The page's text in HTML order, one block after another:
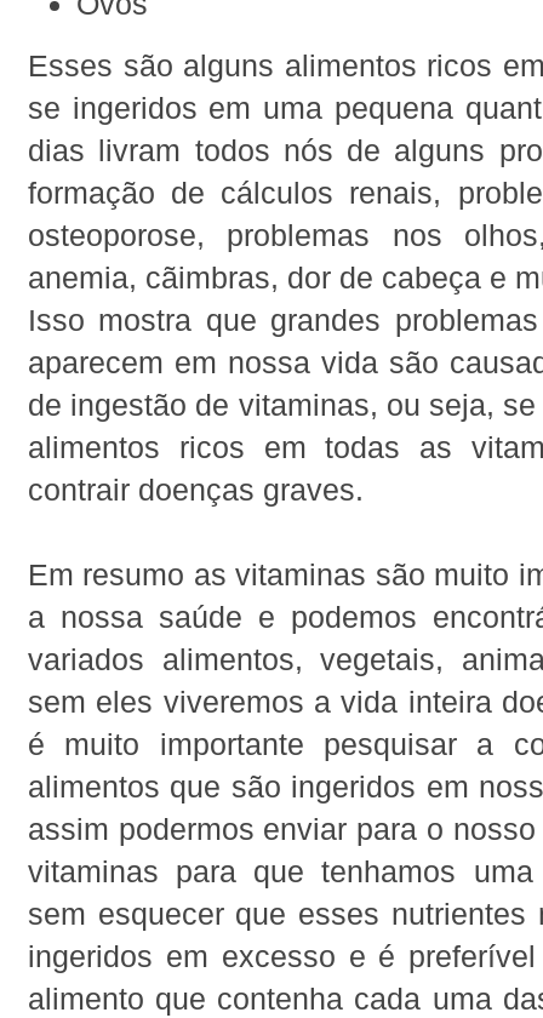
Esses são alguns alimentos ricos
se ingeridos em uma pequena
dias livram todos nós de alguns
formação de cálculos renais,
osteoporose, problemas nos
anemia, cãimbras, dor de cabeça e
Isso mostra que grandes
aparecem em nossa vida são
de ingestão de vitaminas, ou seja,
alimentos ricos em todas as
contrair doenças graves.
Em resumo as vitaminas são muito
a nossa saúde e podemos
variados alimentos, vegetais,
sem eles viveremos a vida inteira
é muito importante pesquisar a
alimentos que são ingeridos em
assim podermos enviar para o
vitaminas para que tenhamos
sem esquecer que esses nutrientes
ingeridos em excesso e é
alimento que contenha cada uma